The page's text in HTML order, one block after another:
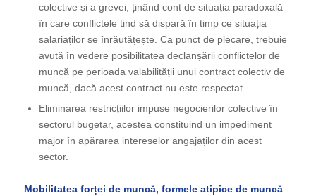
colective și a grevei, ținând cont de situația paradoxală
în care conflictele tind să dispară în timp ce situația
salariaților se înrăutățește. Ca punct de plecare, trebuie
avută în vedere posibilitatea declanșării conflictelor de
muncă pe perioada valabilității unui contract colectiv de
muncă, dacă acest contract nu este respectat.
Eliminarea restricțiilor impuse negocierilor colective în
sectorul bugetar, acestea constituind un impediment
major în apărarea intereselor angajaților din acest
sector.
Mobilitatea forței de muncă, formele atipice de muncă